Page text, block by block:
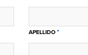
APELLIDO *